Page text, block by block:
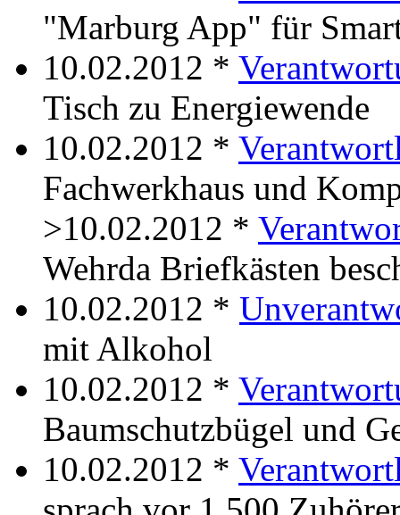
"Marburg App" für
10.02.2012 *
Tisch zu Energiewende
10.02.2012 *
Fachwerkhaus und
>10.02.2012 *
Wehrda Briefkästen
10.02.2012 *
mit Alkohol
10.02.2012 *
Baumschutzbügel und
10.02.2012 *